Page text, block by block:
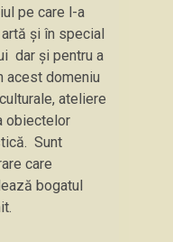
pe care l-a
și în special
dar și pentru a
acest domeniu
ateliere
obiectelor
Sunt
care
bogatul